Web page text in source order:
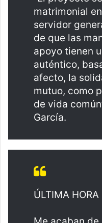
matrimonial
servidor
de que las
apoyo tienen
auténtico,
afecto, la
mutuo, como
de vida
García.
ÚLTIMA HORA